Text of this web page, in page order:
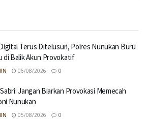
Terus Ditelusuri, Polres Nunukan Buru
di Balik Akun Provokatif
06/08/2026 0
Jangan Biarkan Provokasi Memecah
Nunukan
05/08/2026 0